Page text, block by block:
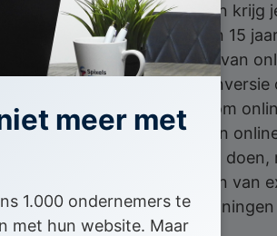
je vast met je online groei en krijg
van de grond? Al meer dan 15
met het behalen van
te maken van SEO,
Het is mijn missie om
elkaar te verbinden via mijn
niet alleen maar inspiratie op
zetten door het volgen van
online marketing trainingen
meer met
1.000 ondernemers te
met hun website. Maar